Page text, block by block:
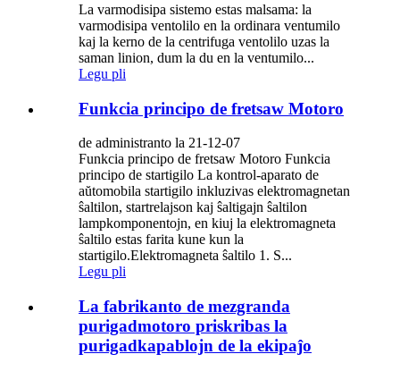
La varmodisipa sistemo estas malsama: la
varmodisipa ventolilo en la ordinara ventumilo
kaj la kerno de la centrifuga ventolilo uzas la
saman linion, dum la du en la ventumilo...
Legu pli
Funkcia principo de fretsaw Motoro
de administranto la 21-12-07
Funkcia principo de fretsaw Motoro Funkcia
principo de startigilo La kontrol-aparato de
aŭtomobila startigilo inkluzivas elektromagnetan
ŝaltilon, startrelajson kaj ŝaltigajn ŝaltilon
lampkomponentojn, en kiuj la elektromagneta
ŝaltilo estas farita kune kun la
startigilo.Elektromagneta ŝaltilo 1. S...
Legu pli
La fabrikanto de mezgranda
purigadmotoro priskribas la
purigadkapablojn de la ekipaĵo